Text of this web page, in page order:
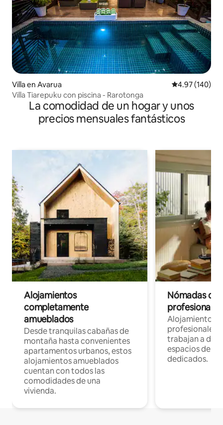
Villa en Avarua Calificación
4.97 (140)
Villa Tiarepuku con piscina - Rarotonga
La comodidad de un hogar y unos
precios mensuales fantásticos
Alojamientos
completamente
amueblados
Desde tranquilas cabañas de
montaña hasta convenientes
apartamentos urbanos, estos
alojamientos amueblados
cuentan con todos las
comodidades de una
vivienda.
Nómadas
Alojamientos
profesionales
trabajan a
espacios de
dedicados.